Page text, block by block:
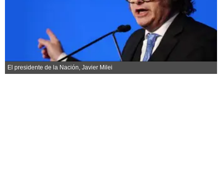
Fúnebres
Clasificados
Horóscopo
El presidente de la Nación, Javier Milei